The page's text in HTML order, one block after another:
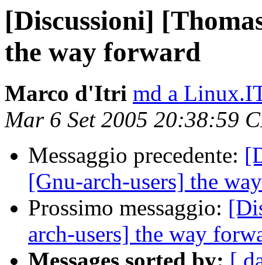
[Discussioni]
the way forward
Marco d'Itri md a
Mar 6 Set 2005 20:38:59
Messaggio precedente:
[Gnu-arch-users] the
Prossimo messaggio:
arch-users] the way